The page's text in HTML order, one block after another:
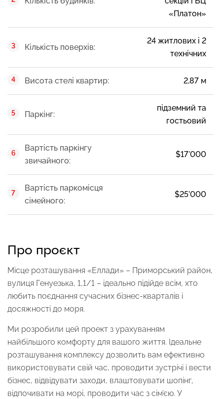
«Платон»
Кількість поверхів:
24 житлових і 2
технічних
Висота стелі квартир: 2,87 м
Паркінг:
підземний та
гостьовий
Вартість паркінгу
звичайного:
$17'000
Вартість паркомісця
сімейного:
$25'000
Про проєкт
Місце розташування «Еллади» – Приморський район,
вулиця Генуезька, 1,1/1 – ідеально підійде всім, хто
любить поєднання сучасних бізнес-кварталів і
досяжності до моря.
Ми розробили цей проект з урахуванням
найбільшого комфорту для вашого життя. Ідеальне
розташування комплексу дозволить вам ефективно
використовувати свій час, проводити зустрічі і вести
бізнес, відвідувати заходи, влаштовувати шопінг,
відпочивати на морі, проводити час з сім’єю. У